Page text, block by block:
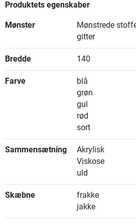
Produktets egenskaber
Mønster
Mønstrede
gitter
Bredde 140
Farve
blå
grøn
gul
rød
sort
Sammensætning
Akrylisk
Viskose
uld
Skæbne
frakke
jakke